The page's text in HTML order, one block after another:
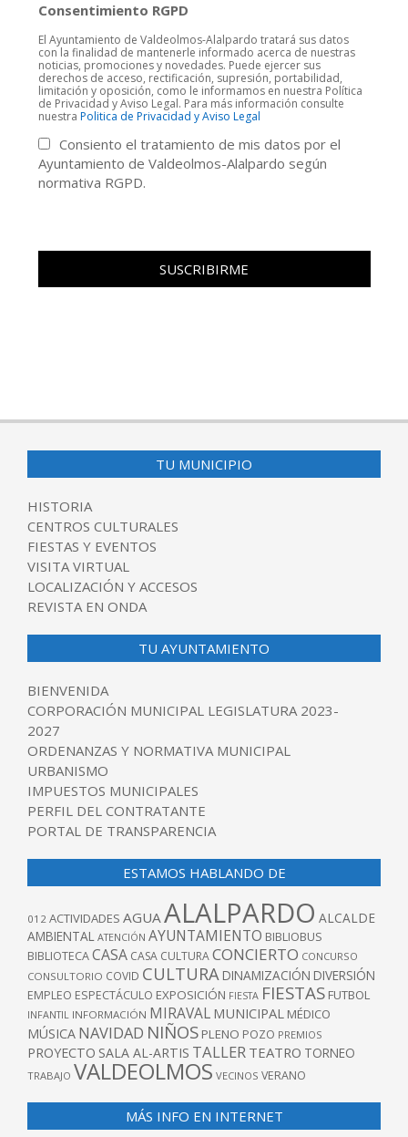
Consentimiento RGPD
El Ayuntamiento de Valdeolmos-Alalpardo tratará sus datos
con la finalidad de mantenerle informado acerca de nuestras
noticias, promociones y novedades. Puede ejercer sus
derechos de acceso, rectificación, supresión, portabilidad,
limitación y oposición, como le informamos en nuestra Política
de Privacidad y Aviso Legal. Para más información consulte
nuestra Politica de Privacidad y Aviso Legal
Consiento el tratamiento de mis datos por el
Ayuntamiento de Valdeolmos-Alalpardo según
normativa RGPD.
TU MUNICIPIO
HISTORIA
CENTROS CULTURALES
FIESTAS Y EVENTOS
VISITA VIRTUAL
LOCALIZACIÓN Y ACCESOS
REVISTA EN ONDA
TU AYUNTAMIENTO
BIENVENIDA
CORPORACIÓN MUNICIPAL LEGISLATURA 2023-
2027
ORDENANZAS Y NORMATIVA MUNICIPAL
URBANISMO
IMPUESTOS MUNICIPALES
PERFIL DEL CONTRATANTE
PORTAL DE TRANSPARENCIA
ESTAMOS HABLANDO DE
012 ACTIVIDADES AGUA ALALPARDO ALCALDE
AMBIENTAL ATENCIÓN AYUNTAMIENTO BIBLIOBUS
BIBLIOTECACASA CASA CULTURACONCIERTO CONCURSO
CONSULTORIO COVID CULTURA DINAMIZACIÓN DIVERSIÓN
EMPLEO ESPECTÁCULO EXPOSICIÓN FIESTA FIESTAS FUTBOL
INFANTIL INFORMACIÓN MIRAVAL MUNICIPAL MÉDICO
MÚSICA NAVIDAD NIÑOS PLENO POZO PREMIOS
PROYECTO SALA AL-ARTIS TALLER TEATRO TORNEO
TRABAJO VALDEOLMOS VECINOS VERANO
MÁS INFO EN INTERNET